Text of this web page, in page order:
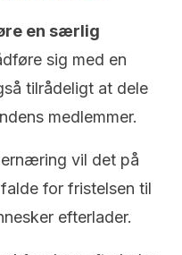
en særlig
sig med en
tilrådeligt at dele
medlemmer.
vil det på
for fristelsen til
efterlader.